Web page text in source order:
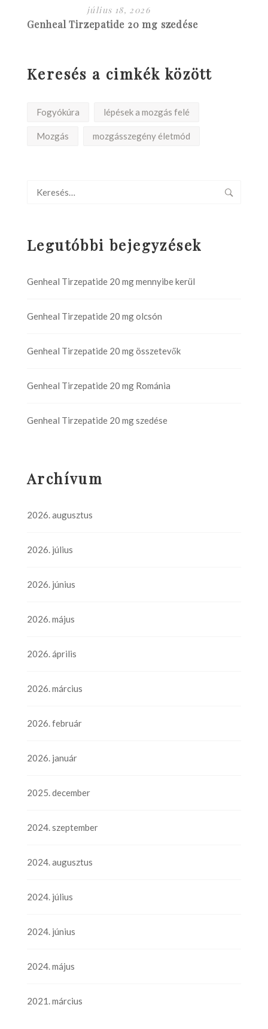
július 18, 2026
Genheal Tirzepatide 20 mg szedése
Keresés a cimkék között
Fogyókúra lépések a mozgás felé
Mozgás mozgásszegény életmód
Legutóbbi bejegyzések
Genheal Tirzepatide 20 mg mennyibe kerül
Genheal Tirzepatide 20 mg olcsón
Genheal Tirzepatide 20 mg összetevők
Genheal Tirzepatide 20 mg Románia
Genheal Tirzepatide 20 mg szedése
Archívum
2026. augusztus
2026. július
2026. június
2026. május
2026. április
2026. március
2026. február
2026. január
2025. december
2024. szeptember
2024. augusztus
2024. július
2024. június
2024. május
2021. március